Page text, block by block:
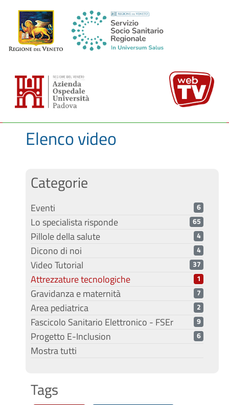
Elenco video
Categorie
Eventi 6
Lo specialista risponde 65
Pillole della salute 4
Dicono di noi 4
Video Tutorial 37
Attrezzature tecnologiche 1
Gravidanza e maternità 7
Area pediatrica 2
Fascicolo Sanitario Elettronico - FSEr 9
Progetto E-Inclusion 6
Mostra tutti
Tags